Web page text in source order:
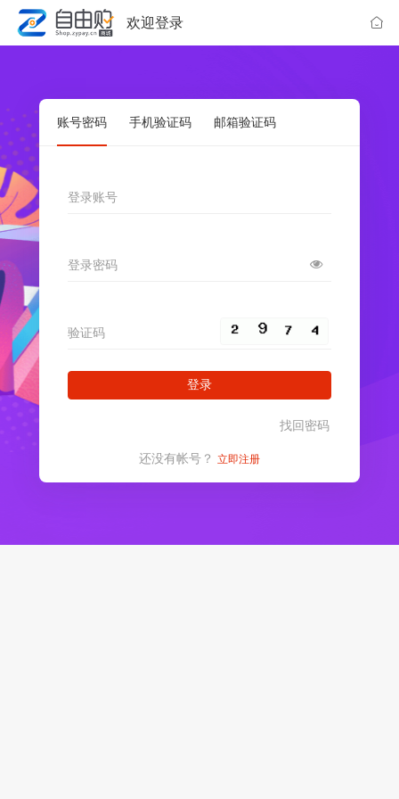
欢迎登录
账号密码 手机验证码 邮箱验证码
登录账号
登录密码
验证码
登录
找回密码
还没有帐号？ 立即注册